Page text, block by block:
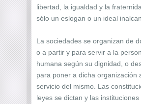
libertad, la igualdad y la
sólo un eslogan o un ideal
La sociedades se organizan de
o a partir y para servir a la
humana según su dignidad, o
para poner a dicha organización
servicio del mismo. Las
leyes se dictan y las instituciones